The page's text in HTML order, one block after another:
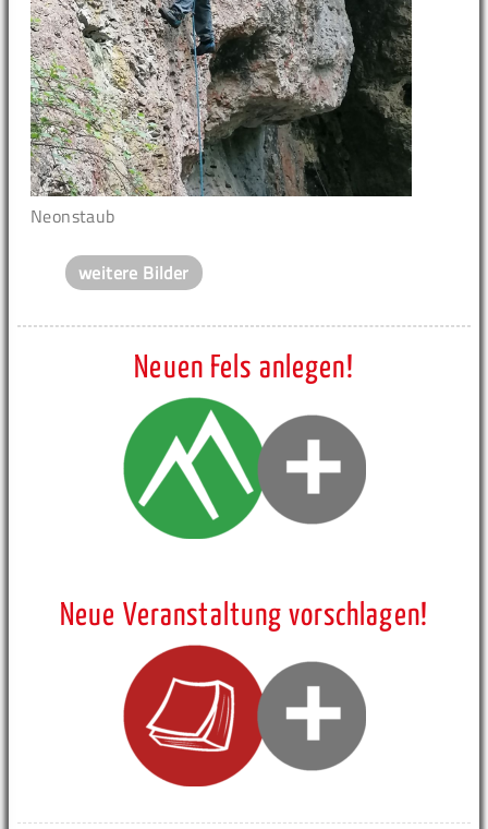
Neonstaub
weitere Bilder
Neuen Fels anlegen!
Neue Veranstaltung vorschlagen!